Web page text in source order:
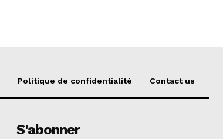
Politique de confidentialité Contact us
S'abonner